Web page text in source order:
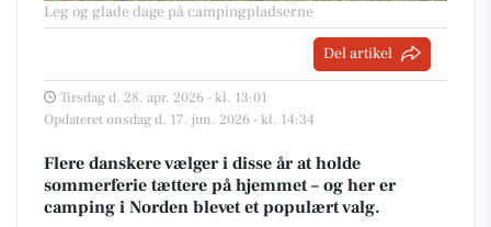
Leg og glade dage på campingpladserne
Del artikel
Tirsdag d. 28. apr. 2026 - kl. 13:01
Opdateret onsdag d. 17. jun. 2026 - kl. 14:34
Flere danskere vælger i disse år at holde
sommerferie tættere på hjemmet – og her er
camping i Norden blevet et populært valg.